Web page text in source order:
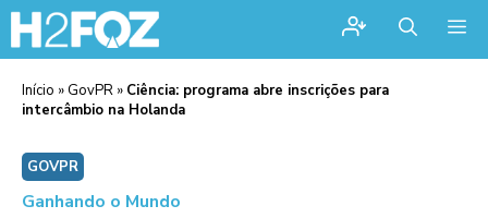
Início » GovPR » Ciência: programa abre inscrições para
intercâmbio na Holanda
GOVPR
Ganhando o Mundo